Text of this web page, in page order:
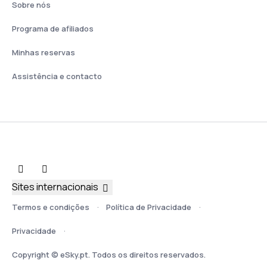
Sobre nós
Programa de afiliados
Minhas reservas
Assistência e contacto
Termos e condições Política de Privacidade
Privacidade
Copyright © eSky.pt. Todos os direitos reservados.
Sites internacionais